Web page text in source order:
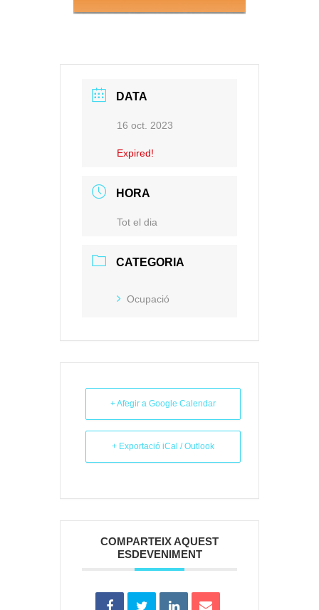
DATA
16 oct. 2023
Expired!
HORA
Tot el dia
CATEGORIA
Ocupació
+ Afegir a Google Calendar
+ Exportació iCal / Outlook
COMPARTEIX AQUEST
ESDEVENIMENT